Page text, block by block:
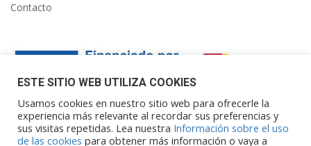
Contacto
Financiado por la Unión Europea – NextGenerationEU. Sin
ESTE SITIO WEB UTILIZA COOKIES
Usamos cookies en nuestro sitio web para ofrecerle la
experiencia más relevante al recordar sus preferencias y
sus visitas repetidas. Lea nuestra Información sobre el uso
de las cookies para obtener más información o vaya a